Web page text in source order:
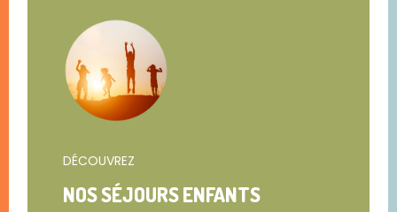
DÉCOUVREZ
NOS SÉJOURS ENFANTS